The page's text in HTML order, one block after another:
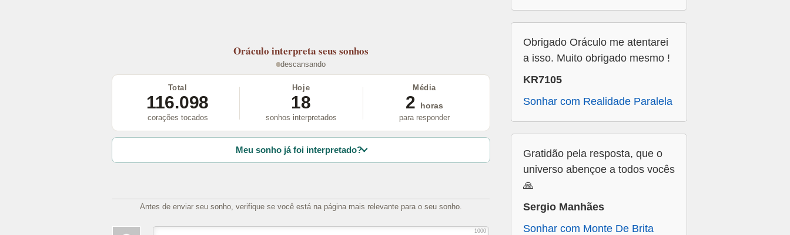
Oráculo interpreta seus sonhos
descansando
Total
116.098
corações tocados
Hoje
18
sonhos interpretados
Média
2
horas
para responder
Meu sonho já foi interpretado?
Antes de enviar seu sonho, verifique se você está na página mais relevante para o seu sonho.
1000
Obrigado Oráculo me atentarei
a isso. Muito obrigado mesmo !
KR7105
Sonhar com Realidade Paralela
Gratidão pela resposta, que o
universo abençoe a todos vocês
🙏
Sergio Manhães
Sonhar com Monte De Brita